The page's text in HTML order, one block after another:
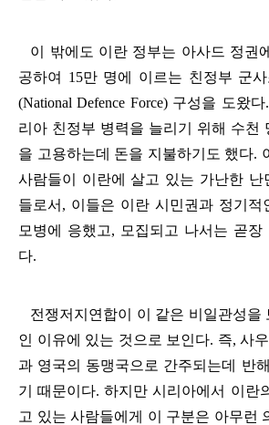
이 밖에도 이란 정부는 아사드 정권
공하여 15만 명에 이르는 친정부 군
(National Defence Force) 구성을 도왔다.
리아 친정부 병력을 늘리기 위해 수천
을 고용하는데 돈을 지불하기도 했다.
사람들이 이란에 살고 있는 가난한 난
들로서 , 이들은 이란 시민권과 정기적
모병에 응했고, 모집되고 나서는 곧장
다.
전쟁저지연합이 이 같은 비일관성을
인 이유에 있는 것으로 보인다. 즉,사
과 영국의 동맹국으로 간주되는데 반해
기 때문이다.하지만 시리아에서 이란
고 있는 사람들에게 이 구분은 아무런